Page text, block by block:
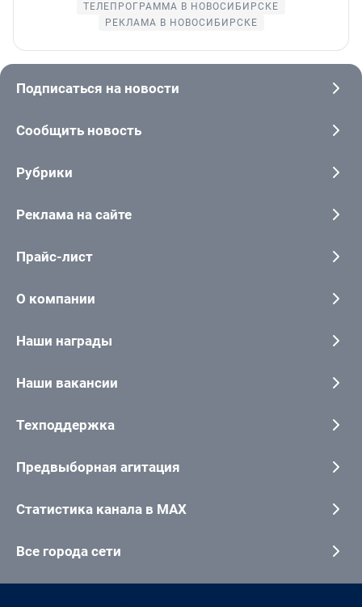
ТЕЛЕПРОГРАММА В НОВОСИБИРСКЕ
РЕКЛАМА В НОВОСИБИРСКЕ
Подписаться на новости
Сообщить новость
Рубрики
Реклама на сайте
Прайс-лист
О компании
Наши награды
Наши вакансии
Техподдержка
Предвыборная агитация
Статистика канала в MAX
Все города сети